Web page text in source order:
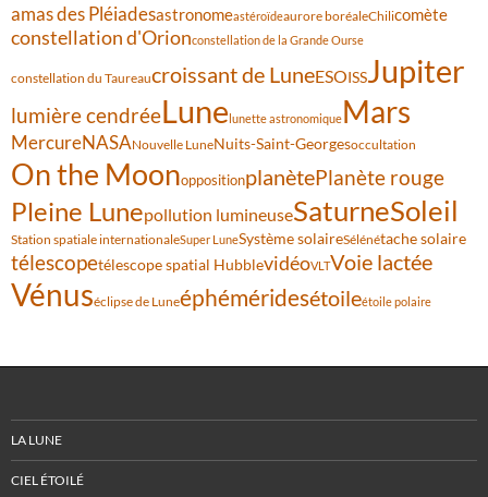
amas des Pléiadesastronomeastéroïdeaurore boréaleChilicomète
constellation d'Orionconstellation de la Grande Ourse
constellation du Taureaucroissant de LuneESOISSJupiter
lumière cendréeLunelunette astronomiqueMars
MercureNASANouvelle LuneNuits-Saint-Georgesoccultation
On the MoonoppositionplanètePlanète rouge
Pleine Lunepollution lumineuseSaturneSoleil
Station spatiale internationaleSuper LuneSystème solaireSélénétache solaire
télescopetélescope spatial HubblevidéoVLTVoie lactée
Vénuséclipse de Luneéphéméridesétoileétoile polaire
LA LUNE
CIEL ÉTOILÉ